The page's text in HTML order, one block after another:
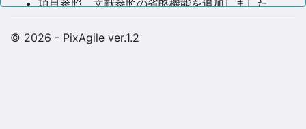
項目参照、文献参照の省略機能を追加しました。
-2022/01/24-
© 2026 - PixAgile ver.1.2